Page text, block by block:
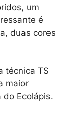
um
é
duas cores
técnica TS
maior
Ecolápis.